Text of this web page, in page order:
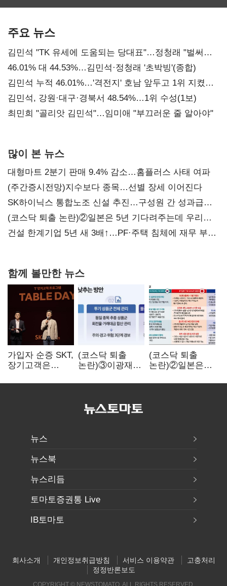
주요 뉴스
김민석 "TK 유세에 도움되는 당대표"…정청래 "벌써
대표된 양 당직 배분"
46.01% 대 44.53%…김민석·정청래 '초박빙'(종합)
김민석 누적 46.01%…'격전지' 호남 앞두고 1위 지켰다
(2보)
김민석, 강원·대구·경북서 48.54%…1위 수성(1보)
최민희 "골리앗 김민석"…임미애 "부끄러운 줄 알아야"
많이 본 뉴스
대형마트 2분기 판매 9.4% 감소…홈플러스 사태 여파
(주간증시전망)지수보다 종목…선별 장세 이어진다
SK하이닉스 통합노조 신설 추진…구성원 간 성과급
불만 확산
(코스닥 퇴출 논란)②일본은 5년 기다려주는데 우리는
당장 퇴출?…시간만으론 부족한 코스닥 구하기
건설 한계기업 5년 새 3배↑…PF·주택 침체에 재무 부담
함께 볼만한 뉴스
가입자 순증 SKT,
장기고객은
챙긴다
(코스닥 퇴출
논란)③이광재
자동차 없애지는
(코스닥 퇴출
논란)②일본은
기다려주는데
뉴스
뉴스북
뉴스리듬
토마토증권통 Live
IB토마토
회사소개 개인정보취급방침 서비스 이용약관
고충처리
정정반론보도
COPYRIGHT © NEWSTOMATO. ALL RIGHTS RESERVED.